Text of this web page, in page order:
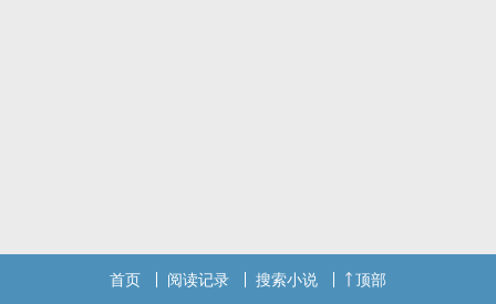
首页 阅读记录 搜索小说 顶部